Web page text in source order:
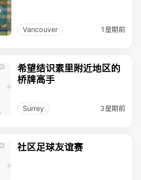
Vancouver 1星期前
希望结识素里附近地区的
桥牌高手
Surrey 3星期前
社区足球友谊赛